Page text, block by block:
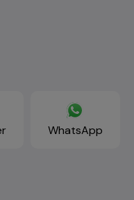
WhatsApp